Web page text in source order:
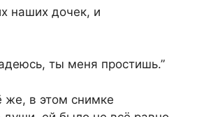
наших дочек, и
ты меня простишь.”
же, в этом снимке